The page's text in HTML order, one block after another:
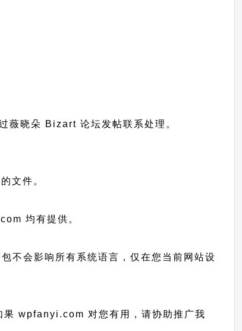
薇晓朵 Bizart 论坛发帖联系处理。
文件。
均有提供。
不会影响所有系统语言，仅在您当前网站设
果 wpfanyi.com 对您有用，请协助推广我